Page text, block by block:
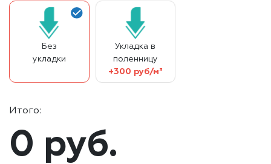
Без
укладки
Укладка в
поленницу
+300 руб/м³
Итого:
0 руб.